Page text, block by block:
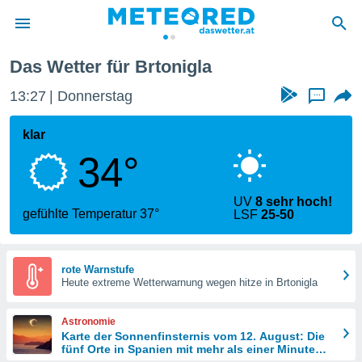
wurde
dass
sind.
diese
Das Wetter für Brtonigla
13:27 Donnerstag ...
klar
34°
gefühlte Temperatur 37°
UV8 sehr hoch!
LSF25-50
rote Warnstufe
Heute extreme Wetterwarnung wegen hitze in Brtonigla
Astronomie
Karte der Sonnenfinsternis vom 12. August: Die
fünf Orte in Spanien mit mehr als einer Minute